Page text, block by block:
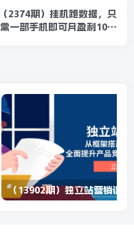
（2374期）挂机跑数据，只
需一部手机即可月盈利10万